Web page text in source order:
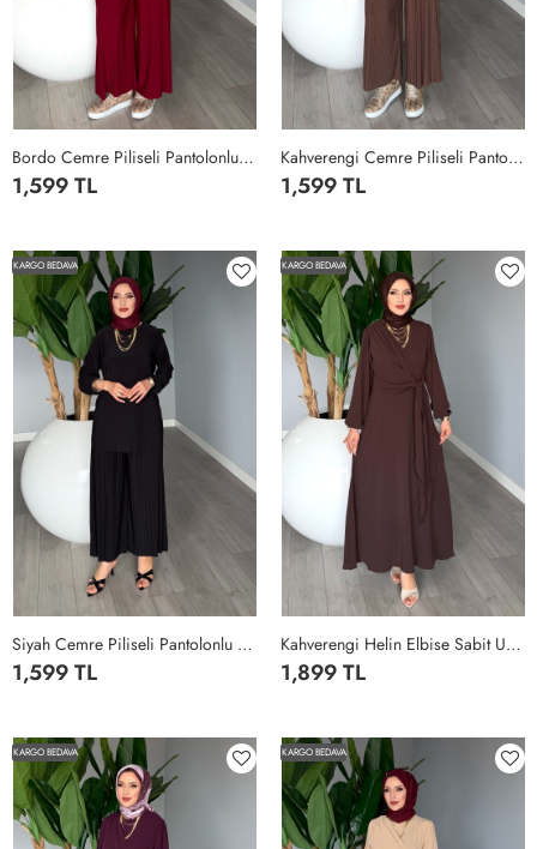
38-
40
42-
44
46-
48
Bordo Cemre Piliseli Pantolonlu Takım Esnek Sendi Kumaş Tesettür Giyim Bordo
1,599 TL
38-
40
42-
44
46-
48
Kahverengi Cemre Piliseli Pantolonlu Takım Esnek Sendi Kumaş Tesettür Giyim Kahverengi
1,599 TL
KARGO BEDAVA
38-
40
42-
44
46-
48
Siyah Cemre Piliseli Pantolonlu Takım Esnek Sendi Kumaş Tesettür Giyim Siyah
1,599 TL
KARGO BEDAVA
Kahverengi Helin Elbise Sabit Uzun Kuşaklı Ayrobin Kumaş Tesettür Giyim Kahverengi
1,899 TL
KARGO BEDAVA KARGO BEDAVA